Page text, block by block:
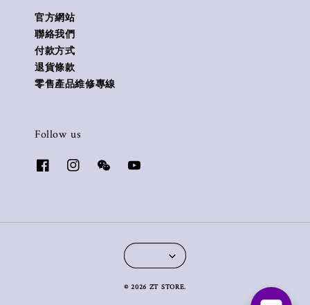
官方網站
聯絡我們
付款方式
退貨條款
零售產品維修專線
Follow us
© 2026 ZT STORE.